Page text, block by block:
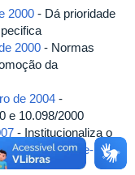
2000 - Dá prioridade
2000 - Normas
da
de 2004 -
e 10.098/2000
- Institucionaliza o
Eletrônico (
e-